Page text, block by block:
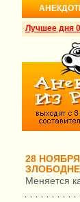
Лучшее дня
28 НОЯБРЯ
Меняется